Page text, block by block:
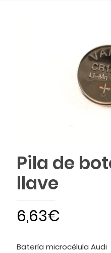
Pila de
llave
6,63€
Batería microcélula Audi